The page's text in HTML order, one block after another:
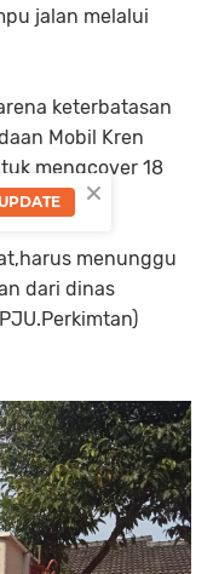
jalan melalui
keterbatasan
Mobil Kren
mengcover 18
menunggu
dari dinas
×
UPDATE